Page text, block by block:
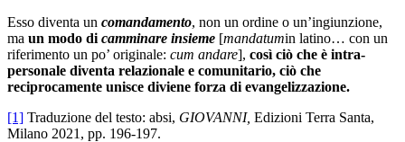
Esso diventa un comandamento, non un ordine o un’ingiunzione,
ma un modo di camminare insieme [mandatumin latino… con un
riferimento un po’ originale: cum andare], così ciò che è intra-
personale diventa relazionale e comunitario, ciò che
reciprocamente unisce diviene forza di evangelizzazione.
[1] Traduzione del testo: absi, GIOVANNI, Edizioni Terra Santa,
Milano 2021, pp. 196-197.